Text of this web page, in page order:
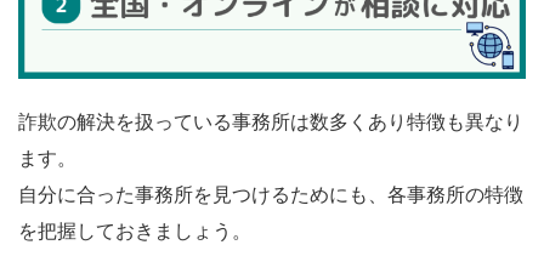
詐欺の解決を扱っている事務所は数多くあり特徴も異なり
ます。
自分に合った事務所を見つけるためにも、各事務所の特徴
を把握しておきましょう。